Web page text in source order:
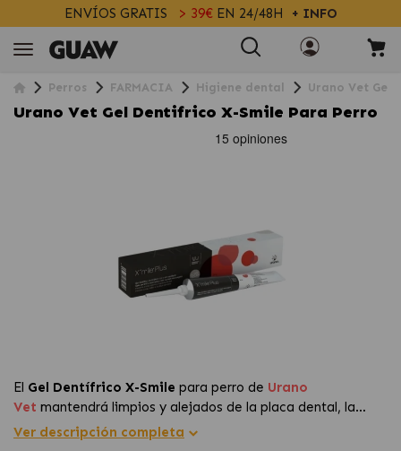
ENVÍOS GRATIS > 39€EN 24/48H + INFO
Perros FARMACIA Higiene dental Urano Vet Gel
Urano Vet Gel Dentifrico X-Smile Para Perro
El Gel Dentífrico X-Smile para perro de Urano
Vet mantendrá limpios y alejados de la placa dental, la
dentadura de nuestra mascota. Un producto innovador y de
Ver descripción completa